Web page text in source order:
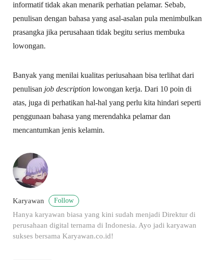
informatif tidak akan menarik perhatian pelamar. Sebab,
penulisan dengan bahasa yang asal-asalan pula menimbulkan
prasangka jika perusahaan tidak begitu serius membuka
lowongan.
Banyak yang menilai kualitas periusahaan bisa terlihat dari
penulisan job descriptionlowongan kerja. Dari 10 poin di
atas, juga di perhatikan hal-hal yang perlu kita hindari seperti
penggunaan bahasa yang merendahka pelamar dan
mencantumkan jenis kelamin.
Karyawan Follow
Hanya karyawan biasa yang kini sudah menjadi Direktur di
perusahaan digital ternama di Indonesia. Ayo jadi karyawan
sukses bersama Karyawan.co.id!